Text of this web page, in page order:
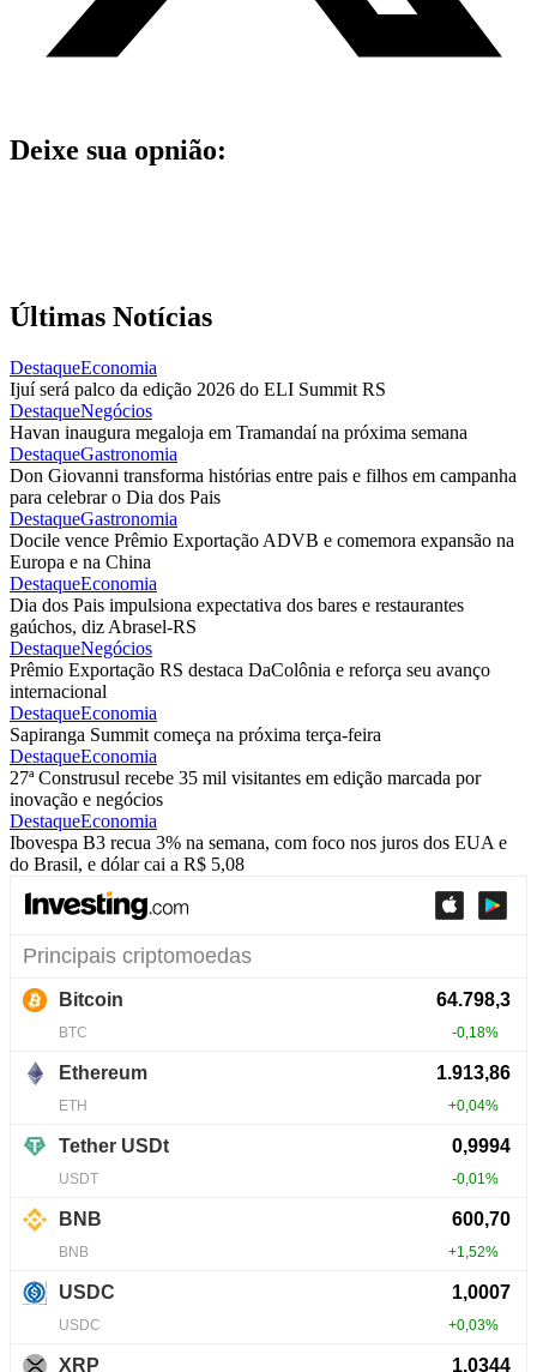
Deixe sua opnião:
Últimas Notícias
DestaqueEconomia
Ijuí será palco da edição 2026 do ELI Summit RS
DestaqueNegócios
Havan inaugura megaloja em Tramandaí na próxima semana
DestaqueGastronomia
Don Giovanni transforma histórias entre pais e filhos em campanha
para celebrar o Dia dos Pais
DestaqueGastronomia
Docile vence Prêmio Exportação ADVB e comemora expansão na
Europa e na China
DestaqueEconomia
Dia dos Pais impulsiona expectativa dos bares e restaurantes
gaúchos, diz Abrasel-RS
DestaqueNegócios
Prêmio Exportação RS destaca DaColônia e reforça seu avanço
internacional
DestaqueEconomia
Sapiranga Summit começa na próxima terça-feira
DestaqueEconomia
27ª Construsul recebe 35 mil visitantes em edição marcada por
inovação e negócios
DestaqueEconomia
Ibovespa B3 recua 3% na semana, com foco nos juros dos EUA e
do Brasil, e dólar cai a R$ 5,08